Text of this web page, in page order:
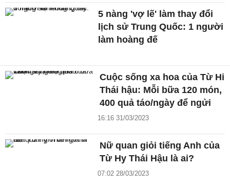
5 nàng 'vợ lẽ' làm thay đổi
lịch sử Trung Quốc: 1 người
làm hoàng đế
Cuộc sống xa hoa của Từ Hi
Thái hậu: Mỗi bữa 120 món,
400 quả táo/ngày để ngửi
16:16 31/03/2023
Nữ quan giỏi tiếng Anh của
Từ Hy Thái Hậu là ai?
07:02 28/03/2023